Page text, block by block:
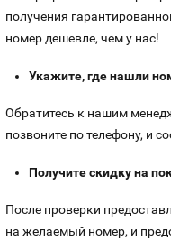
получения
номер дешевле, чем у нас!
Укажите, где нашли
Обратитесь к нашим
позвоните по телефону, и
Получите скидку на
После проверки
на желаемый номер, и